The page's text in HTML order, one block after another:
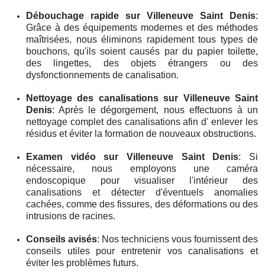
Débouchage rapide sur Villeneuve Saint Denis:
Grâce à des équipements modernes et des méthodes
maîtrisées, nous éliminons rapidement tous types de
bouchons, qu'ils soient causés par du papier toilette,
des lingettes, des objets étrangers ou des
dysfonctionnements de canalisation.
Nettoyage des canalisationssur Villeneuve Saint
Denis: Après le dégorgement, nous effectuons à un
nettoyage complet des canalisations afin d' enlever les
résidus et éviter la formation de nouveaux obstructions.
Examen vidéosur Villeneuve Saint Denis: Si
nécessaire, nous employons une caméra
endoscopique pour visualiser l'intérieur des
canalisations et détecter d'éventuels anomalies
cachées, comme des fissures, des déformations ou des
intrusions de racines.
Conseils avisés: Nos techniciens vous fournissent des
conseils utiles pour entretenir vos canalisations et
éviter les problèmes futurs.